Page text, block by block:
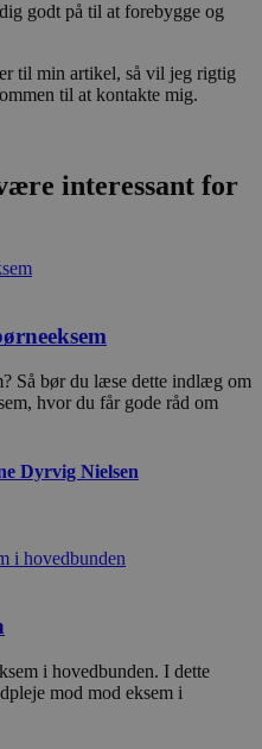
godt på til at forebygge og
til min artikel, så vil jeg rigtig
til at kontakte mig.
interessant for
Så bør du læse dette indlæg om
hvor du får gode råd om
Dyrvig Nielsen
i hovedbunden. I dette
mod mod eksem i